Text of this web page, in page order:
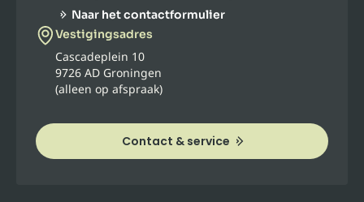
Naar het contactformulier
Vestigingsadres
Cascadeplein 10
9726 AD Groningen
(alleen op afspraak)
Contact & service